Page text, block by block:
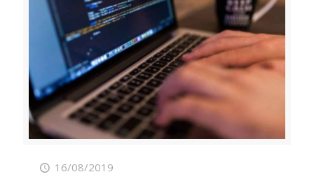
16/08/2019